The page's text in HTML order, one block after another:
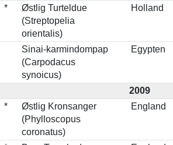
*
Østlig Turteldue
(Streptopelia
orientalis)
Holland
Sinai-karmindompap
(Carpodacus
synoicus)
Egypten
2009
*
Østlig Kronsanger
(Phylloscopus
coronatus)
England